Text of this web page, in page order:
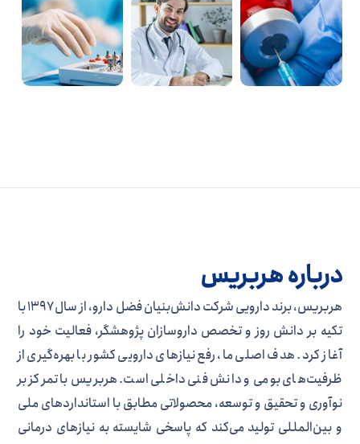
درباره هربریس
هربریس، برند دارویی شرکت دانش‌بنیان فضل دارو، از سال ۱۳۹۷ با
تکیه بر دانش روز و تخصص داروسازان پژوهشگر، فعالیت خود را
آغاز کرد. هدف اصلی ما، رفع نیازهای دارویی کشور با بهره‌گیری از
ظرفیت‌های بومی و دانش فنی داخلی است. هربریس با تمرکز بر
نوآوری و تحقیق و توسعه، محصولاتی مطابق با استانداردهای ملی
و بین‌المللی تولید می‌کند که پاسخی شایسته به نیازهای درمانی